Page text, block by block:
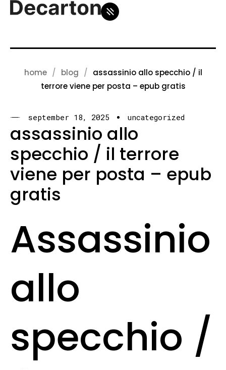
home blog
assassinio allo specchio / il
terrore viene per posta – epub gratis
september 18, 2025 uncategorized
assassinio allo
specchio / il terrore
viene per posta – epub
gratis
Assassinio
allo
specchio /